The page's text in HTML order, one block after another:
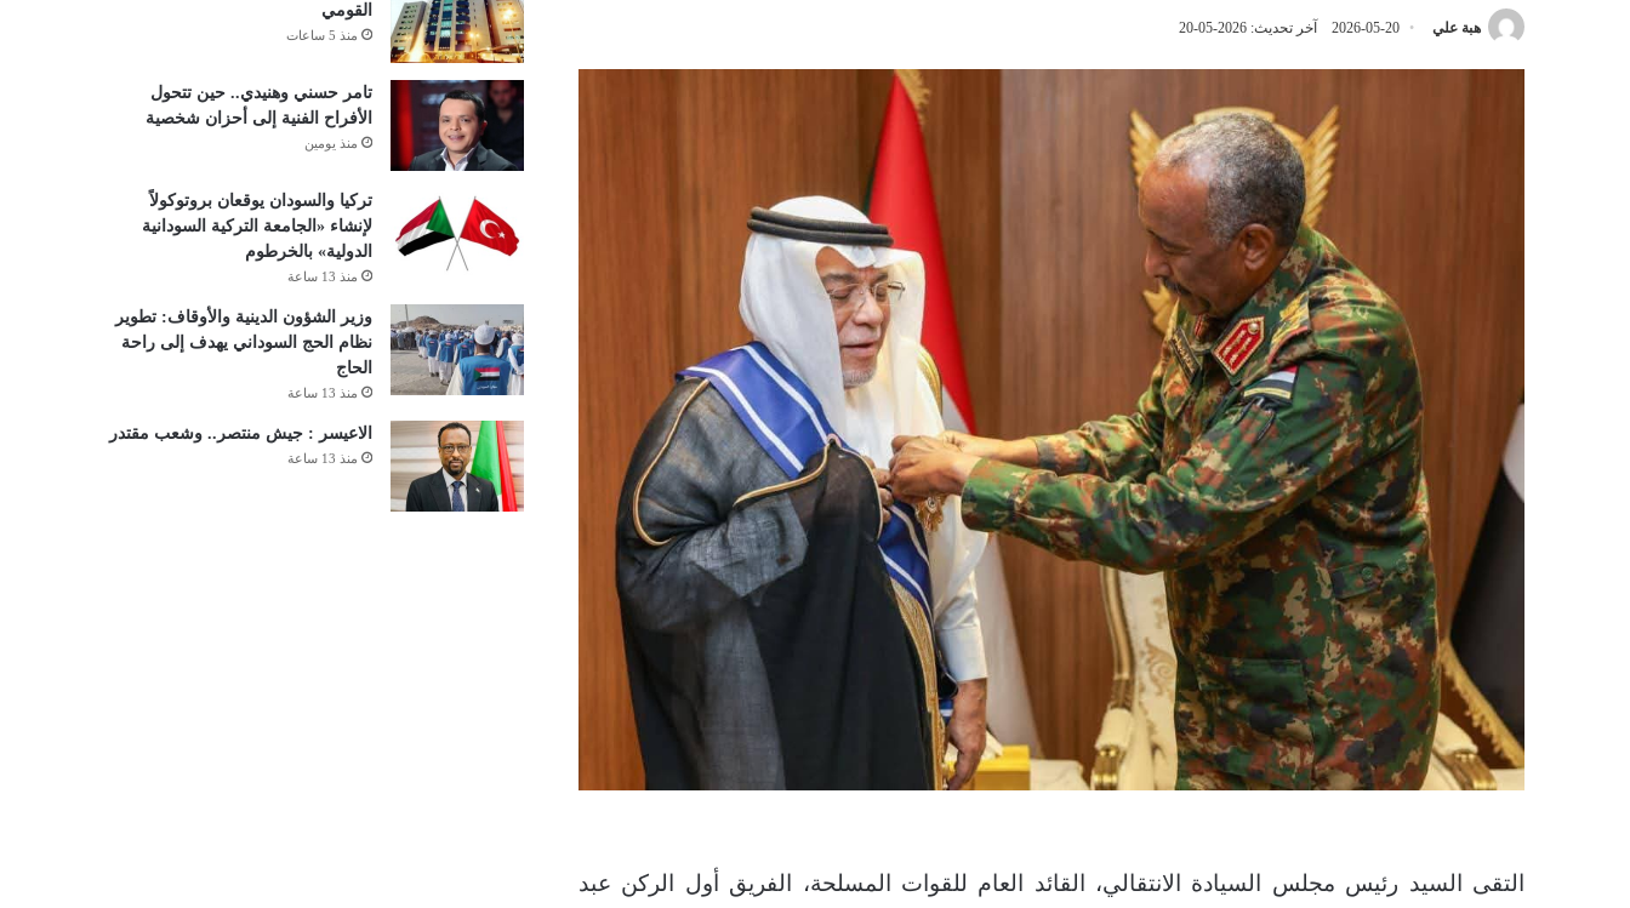
هبة علي 2026-05-20 آخر تحديث: 2026-05-20
التقى السيد رئيس مجلس السيادة الانتقالي، القائد العام للقوات المسلحة، الفريق أول الركن عبد
القومي
منذ 5 ساعات
تامر حسني وهنيدي.. حين تتحول
الأفراح الفنية إلى أحزان شخصية
منذ يومين
تركيا والسودان يوقعان بروتوكولاً
لإنشاء «الجامعة التركية السودانية
الدولية» بالخرطوم
منذ 13 ساعة
وزير الشؤون الدينية والأوقاف: تطوير
نظام الحج السوداني يهدف إلى راحة
الحاج
منذ 13 ساعة
الاعيسر : جيش منتصر.. وشعب مقتدر
منذ 13 ساعة